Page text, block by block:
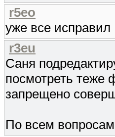
r5eo
уже все исправил
r3eu
Саня
посмотреть теже
запрещено
По всем